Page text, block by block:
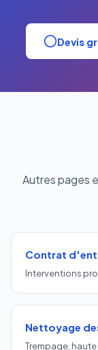
Devis
Autres pages
Contrat
Interventions
Nettoyage
Trempage, haute